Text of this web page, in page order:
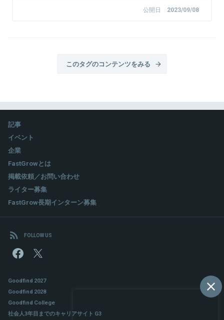
公開日 2023/09/08
このタグのコンテンツをみる
記事
イベント
企業
FastGrowとは
掲載依頼／お問い合わせ
ライター募集
FastGrow長期インターン募集
FOLLOW US
Goodfind 2027
Goodfind 2028
Goodfind College
社会人3年目までのキャリアサイト G3